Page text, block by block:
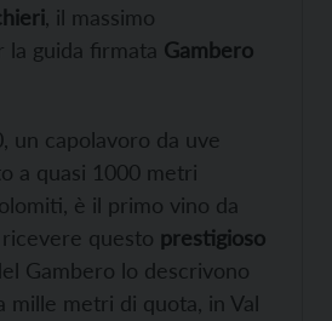
, il massimo
la guida firmata Gambero
un capolavoro da uve
a quasi 1000 metri
è il primo vino da
questo prestigioso
Gambero lo descrivono
mille metri di quota, in Val